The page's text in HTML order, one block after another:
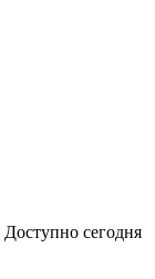
Доступно сегодня